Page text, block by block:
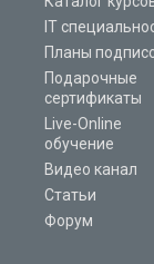
IT
Планы
Подарочные
сертификаты
Live-Online
обучение
Видео канал
Статьи
Форум